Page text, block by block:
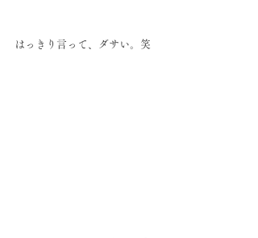
はっきり言って、ダサい。笑